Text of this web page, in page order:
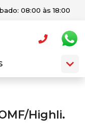
08:00 às 18:00
Highli.